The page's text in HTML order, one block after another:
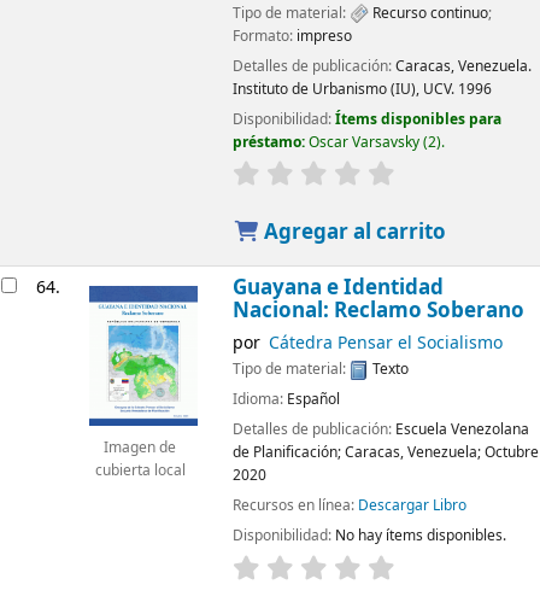
Tipo de material:
Recurso continuo;
Formato: impreso
Detalles de publicación:Caracas, Venezuela.
Instituto de Urbanismo (IU), UCV. 1996
Disponibilidad:Ítems disponibles para
préstamo:Oscar Varsavsky(2).
Agregar al carrito
64.
Imagen de
cubierta local
Guayana e Identidad
Nacional: Reclamo Soberano
por Cátedra Pensar el Socialismo
Tipo de material:
Texto
Idioma: Español
Detalles de publicación: Escuela Venezolana
de Planificación;Caracas, Venezuela; Octubre
2020
Recursos en línea: Descargar Libro
Disponibilidad: No hay ítems disponibles.